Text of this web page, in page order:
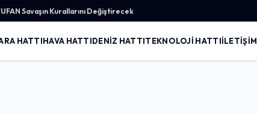
Savaşın Kurallarını Değiştirecek
HATTIHAVA HATTIDENIZ HATTITEKNOLOJI HATTIİLETIŞIM